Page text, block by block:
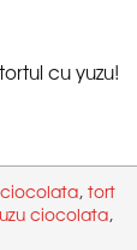
,tort
,